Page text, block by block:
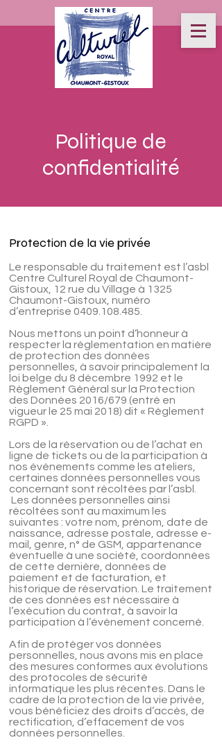
Politique de
confidentialité
Protection de la vie privée
Le responsable du traitement est l’asbl
Centre Culturel Royal de Chaumont-
Gistoux, 12 rue du Village à 1325
Chaumont-Gistoux, numéro
d’entreprise 0409.108.485.
Nous mettons un point d’honneur à
respecter la réglementation en matière
de protection des données
personnelles, à savoir principalement la
loi belge du 8 décembre 1992 et le
Règlement Général sur la Protection
des Données 2016/679 (entré en
vigueur le 25 mai 2018) dit « Règlement
RGPD ».
Lors de la réservation ou de l’achat en
ligne de tickets ou de la participation à
nos événements comme les ateliers,
certaines données personnelles vous
concernant sont récoltées par l’asbl.
Les données personnelles ainsi
récoltées sont au maximum les
suivantes : votre nom, prénom, date de
naissance, adresse postale, adresse e-
mail, genre, n° de GSM, appartenance
éventuelle à une société, coordonnées
de cette dernière, données de
paiement et de facturation, et
historique de réservation. Le traitement
de ces données est nécessaire à
l’exécution du contrat, à savoir la
participation à l’événement concerné.
Afin de protéger vos données
personnelles, nous avons mis en place
des mesures conformes aux évolutions
des protocoles de sécurité
informatique les plus récentes. Dans le
cadre de la protection de la vie privée,
vous bénéficiez des droits d’accès, de
rectification, d’effacement de vos
données personnelles.